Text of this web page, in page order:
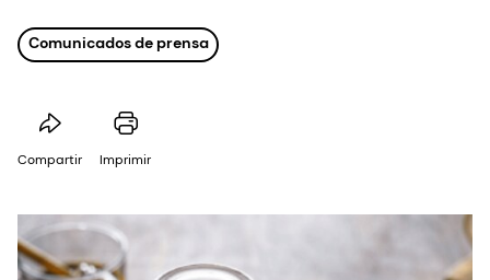
Comunicados de prensa
Compartir Imprimir